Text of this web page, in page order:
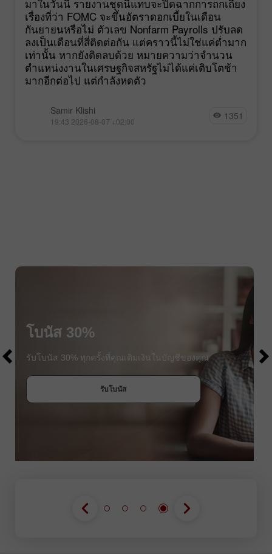
มาในวันนี้ รายงานชุดนี้แทบจะปิดฉากการถกเถียง
เรื่องที่ว่า FOMC จะขึ้นอัตราดอกเบี้ยในเดือน
กันยายนหรือไม่ ตัวเลข Nonfarm Payrolls ปรับลด
ลงเป็นเดือนที่สี่ติดต่อกัน แต่คราวนี้ไม่ใช่แค่ต่ำมาก
เท่านั้น หากยังติดลบด้วย หมายความว่าจำนวน
ตำแหน่งงานในเศรษฐกิจสหรัฐไม่ได้แค่เติบโตช้า
มากอีกต่อไป แต่กำลังหดตัว
Samir Klishi
19:43 2026-08-07 +02:00 1351
โบนัส 30%
รับโบนัส 30% ทุกครั้งที่คุณเติมเงินในบัญชีของคุณ
รับโบนัส